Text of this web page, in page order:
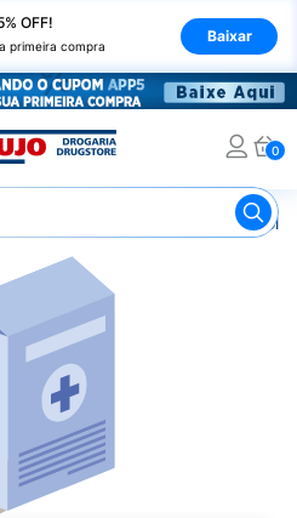
OFF!
primeira compra
Baixar
0